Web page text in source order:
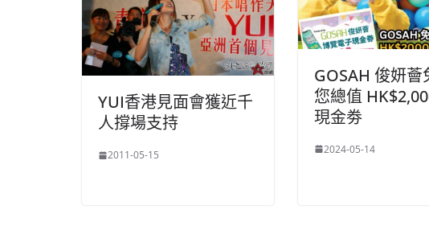
YUI香港見面會獲近千
人撐場支持
2011-05-15
GOSAH 俊妍薈
您總值
現金劵
2024-05-14